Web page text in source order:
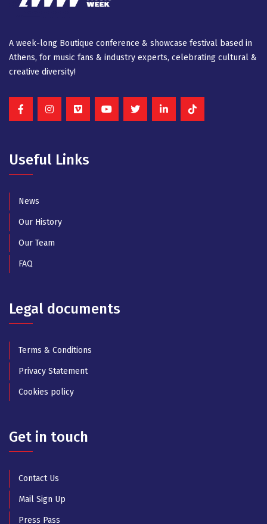
A week-long Βοutique conference & showcase festival based in
Athens, for music fans & industry experts, celebrating cultural &
creative diversity!
Useful Links
News
Our History
Our Team
FAQ
Legal documents
Terms & Conditions
Privacy Statement
Cookies policy
Get in touch
Contact Us
Mail Sign Up
Press Pass